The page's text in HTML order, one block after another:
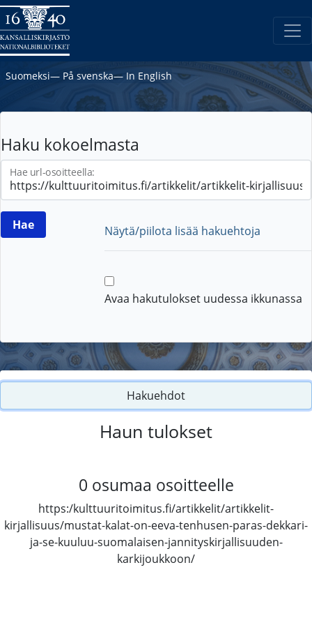
Suomeksi― På svenska― In English
Haku kokoelmasta
Hae url-osoitteella:
Näytä/piilota lisää hakuehtoja
Avaa hakutulokset uudessa ikkunassa
Hakuehdot
Haun tulokset
0 osumaa osoitteelle
https:/kulttuuritoimitus.fi/artikkelit/artikkelit-
kirjallisuus/mustat-kalat-on-eeva-tenhusen-paras-dekkari-
ja-se-kuuluu-suomalaisen-jannityskirjallisuuden-
karkijoukkoon/